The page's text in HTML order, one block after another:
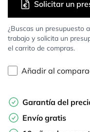
¿Buscas un presupuesto
trabajo y solicita un
el carrito de compras.
Solicitar un
Añadir al
Garantía del
Envío gratis